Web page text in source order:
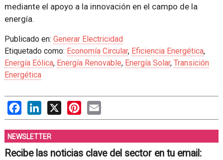
mediante el apoyo a la innovación en el campo de la
energía.
Publicado en: Generar Electricidad
Etiquetado como: Economía Circular, Eficiencia Energética,
Energía Eólica, Energía Renovable, Energía Solar, Transición
Energética
FacebookLinkedIn Pinterest
NEWSLETTER
Recibe las noticias clave del sector en tu email: